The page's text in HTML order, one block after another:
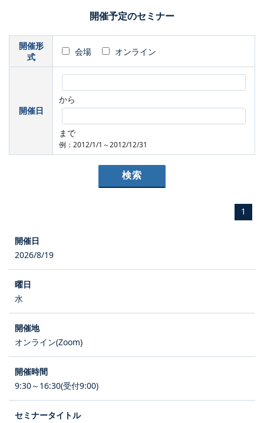
開催予定のセミナー
開催形
式
会場 オンライン
開催日
から
まで
例：2012/1/1～2012/12/31
1
2026/8/19
水
オンライン(Zoom)
9:30～16:30(受付9:00)